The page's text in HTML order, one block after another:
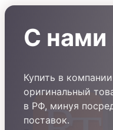
С нами
Купить в
оригинальный
в РФ, минуя
поставок.